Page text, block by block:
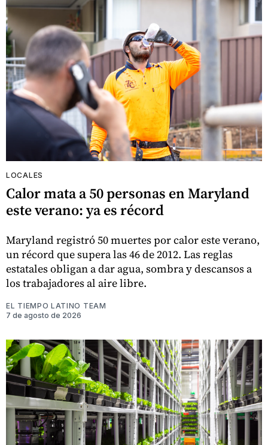
LOCALES
Calor mata a 50 personas en Maryland
este verano: ya es récord
Maryland registró 50 muertes por calor este verano,
un récord que supera las 46 de 2012. Las reglas
estatales obligan a dar agua, sombra y descansos a
los trabajadores al aire libre.
EL TIEMPO LATINO TEAM
7 de agosto de 2026